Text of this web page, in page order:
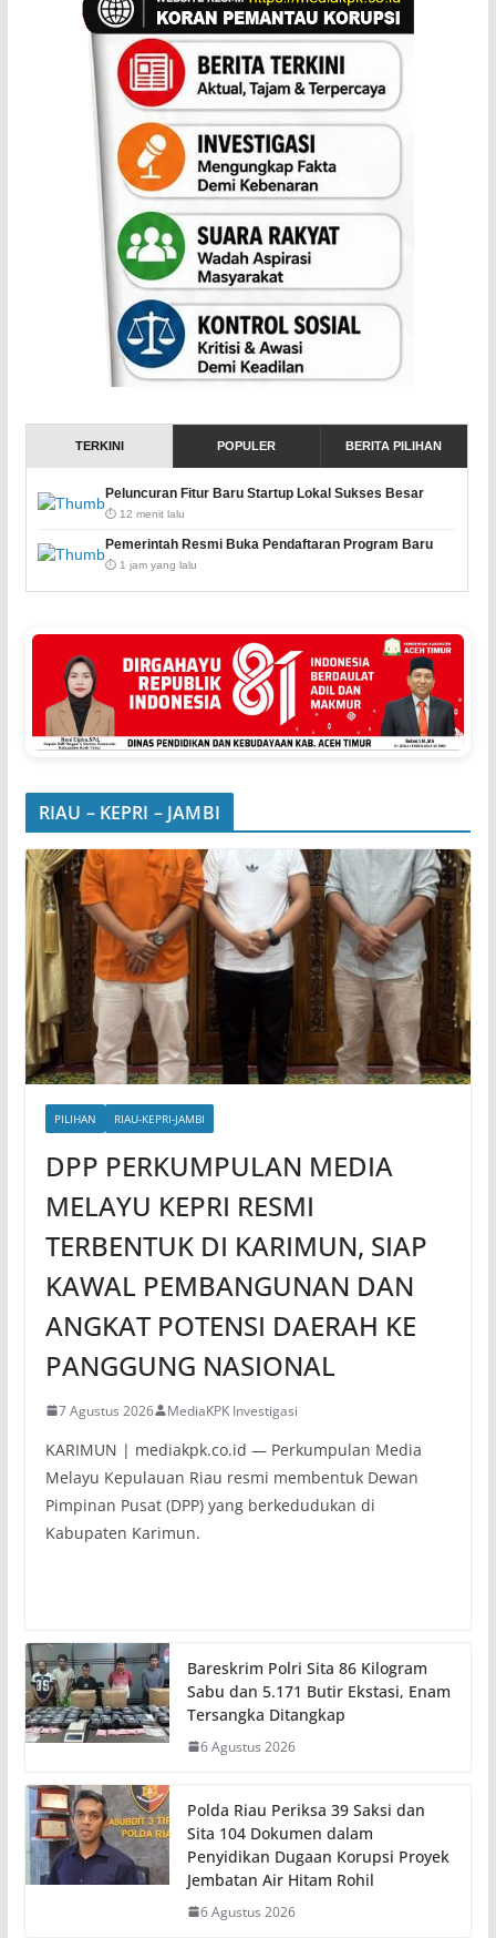
TERKINI POPULER BERITA PILIHAN
Peluncuran Fitur Baru Startup Lokal Sukses Besar
⏱️ 12 menit lalu
Pemerintah Resmi Buka Pendaftaran Program Baru
⏱️ 1 jam yang lalu
RIAU – KEPRI – JAMBI
PILIHAN RIAU-KEPRI-JAMBI
DPP PERKUMPULAN MEDIA
MELAYU KEPRI RESMI
TERBENTUK DI KARIMUN, SIAP
KAWAL PEMBANGUNAN DAN
ANGKAT POTENSI DAERAH KE
PANGGUNG NASIONAL
7 Agustus 2026 MediaKPK Investigasi
KARIMUN | mediakpk.co.id — Perkumpulan Media
Melayu Kepulauan Riau resmi membentuk Dewan
Pimpinan Pusat (DPP) yang berkedudukan di
Kabupaten Karimun.
Bareskrim Polri Sita 86 Kilogram
Sabu dan 5.171 Butir Ekstasi, Enam
Tersangka Ditangkap
6 Agustus 2026
Polda Riau Periksa 39 Saksi dan
Sita 104 Dokumen dalam
Penyidikan Dugaan Korupsi Proyek
Jembatan Air Hitam Rohil
6 Agustus 2026